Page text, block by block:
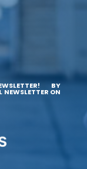
BY
NEWSLETTER ON